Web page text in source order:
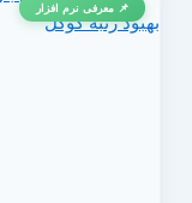
📌 معرفی نرم افزار